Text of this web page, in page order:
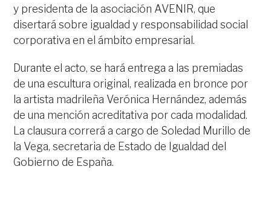
y presidenta de la asociación AVENIR, que
disertará sobre igualdad y responsabilidad social
corporativa en el ámbito empresarial.
Durante el acto, se hará entrega a las premiadas
de una escultura original, realizada en bronce por
la artista madrileña Verónica Hernández, además
de una mención acreditativa por cada modalidad.
La clausura correrá a cargo de Soledad Murillo de
la Vega, secretaria de Estado de Igualdad del
Gobierno de España.